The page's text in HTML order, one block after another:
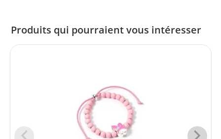
Produits qui pourraient vous intéresser